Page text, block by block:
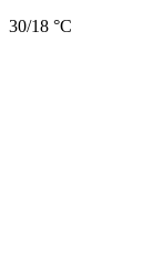
30/18 °C